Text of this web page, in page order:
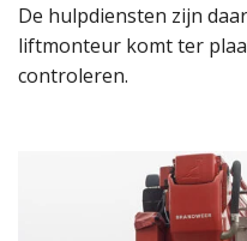
De hulpdiensten zijn
liftmonteur komt ter
controleren.